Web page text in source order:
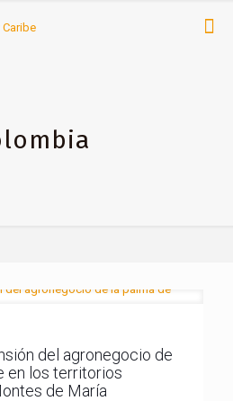
del agronegocio de
en los territorios
de María